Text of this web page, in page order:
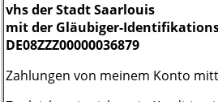
vhs der Stadt Saarlouis
mit der Gläubiger-
DE08ZZZ00000036879
Zahlungen von meinem Konto